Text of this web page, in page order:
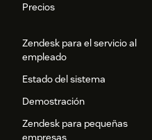
Precios
Zendesk para el servicio al
empleado
Estado del sistema
Demostración
Zendesk para pequeñas
empresas